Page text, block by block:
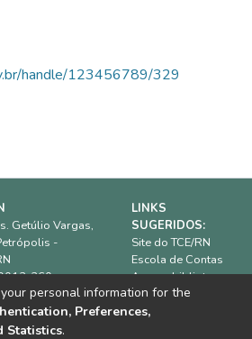
handle/123456789/329
Getúlio Vargas,
-
360.
de
08h00 às
LINKS
SUGERIDOS:
Site do TCE/RN
Escola de Contas
Acervo biblioteca
IRB
ATRICON
personal information for the
Preferences,
Statistics.